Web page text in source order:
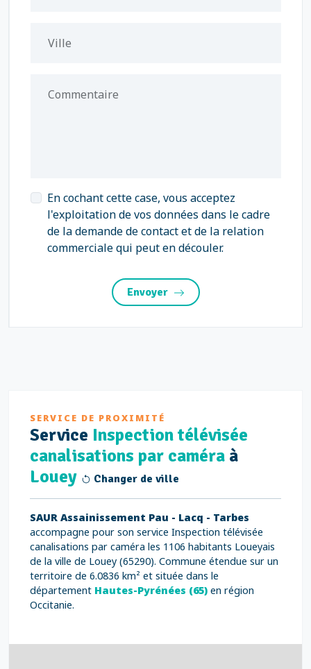
Ville
Commentaire
En cochant cette case, vous acceptez
l'exploitation de vos données dans le cadre
de la demande de contact et de la relation
commerciale qui peut en découler.
Envoyer
SERVICE DE PROXIMITÉ
Service Inspection télévisée
canalisations par caméra à
Louey
Changer de ville
SAUR Assainissement Pau - Lacq - Tarbes
accompagne pour son service Inspection télévisée
canalisations par caméra les 1106 habitants Loueyais
de la ville de Louey (65290). Commune étendue sur un
territoire de 6.0836 km² et située dans le
département Hautes-Pyrénées (65) en région
Occitanie.